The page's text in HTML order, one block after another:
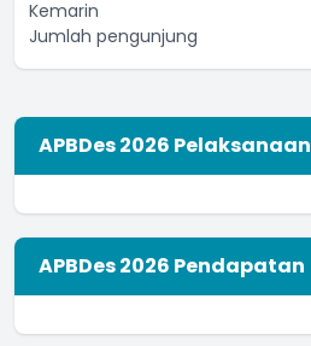
Kemarin
Jumlah pengunjung
APBDes 2026 Pelaksanaan
APBDes 2026 Pendapatan